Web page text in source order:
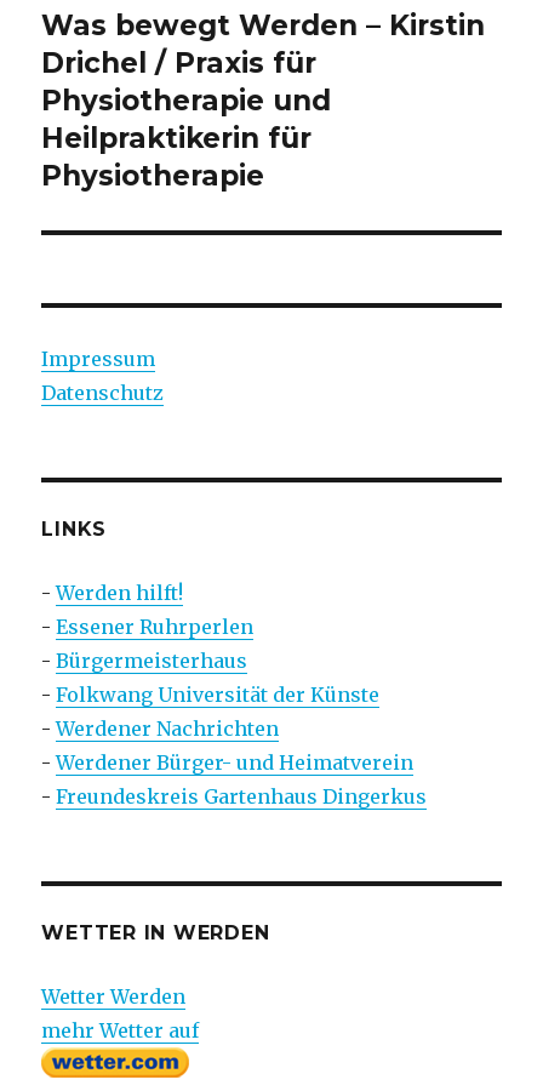
Was bewegt Werden – Kirstin
Drichel / Praxis für
Physiotherapie und
Heilpraktikerin für
Physiotherapie
Impressum
Datenschutz
LINKS
-Werden hilft!
-Essener Ruhrperlen
-Bürgermeisterhaus
-Folkwang Universität der Künste
-Werdener Nachrichten
-Werdener Bürger- und Heimatverein
-Freundeskreis Gartenhaus Dingerkus
WETTER IN WERDEN
Wetter Werden
mehr Wetter auf